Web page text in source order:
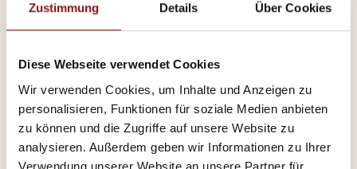
Zustimmung Details Über Cookies
Diese Webseite verwendet Cookies
Wir verwenden Cookies, um Inhalte und Anzeigen zu
personalisieren, Funktionen für soziale Medien anbieten
zu können und die Zugriffe auf unsere Website zu
analysieren. Außerdem geben wir Informationen zu Ihrer
Verwendung unserer Website an unsere Partner für
143,50 kWh / (m²*a)
Energieverbrauchskennwert
Weitere Informationen
Wesentlicher Energieträger GAS